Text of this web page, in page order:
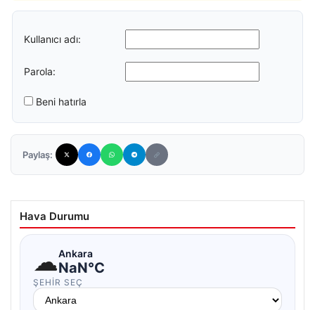
Kullanıcı adı:
Parola:
Beni hatırla
Paylaş:
Hava Durumu
☁Ankara
NaN°C
ŞEHIR SEÇ